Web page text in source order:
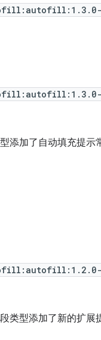
添加了自动填充提示
类型添加了新的扩展